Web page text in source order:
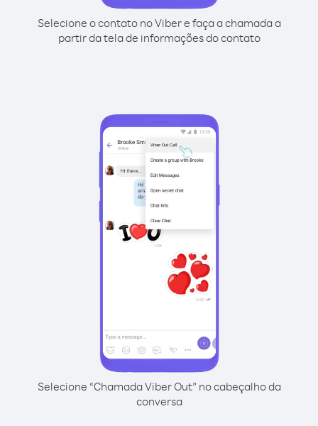
Selecione o contato no Viber e faça a chamada a
partir da tela de informações do contato
Selecione “Chamada Viber Out” no cabeçalho da
conversa